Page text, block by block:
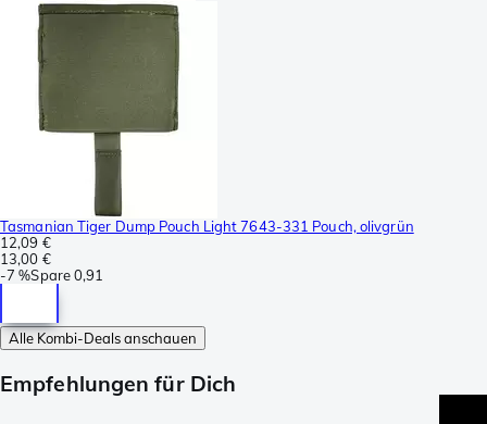
Tasmanian Tiger Dump Pouch Light 7643-331 Pouch, olivgrün
12,09 €
13,00 €
-7 %Spare0,91
Alle Kombi-Deals anschauen
Empfehlungen für Dich